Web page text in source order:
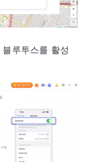
루투스를 활성